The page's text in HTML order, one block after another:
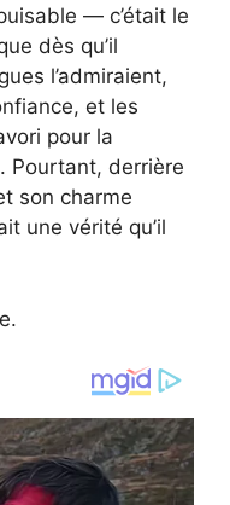
— c’était le
dès qu’il
l’admiraient,
et les
pour la
Pourtant, derrière
son charme
une vérité qu’il